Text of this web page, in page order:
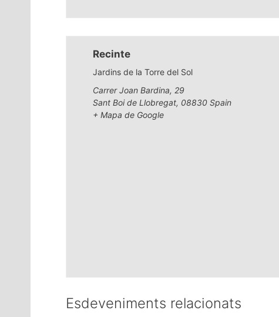
Recinte
Jardins de la Torre del Sol
Carrer Joan Bardina, 29
Sant Boi de Llobregat, 08830 Spain
+ Mapa de Google
Esdeveniments relacionats